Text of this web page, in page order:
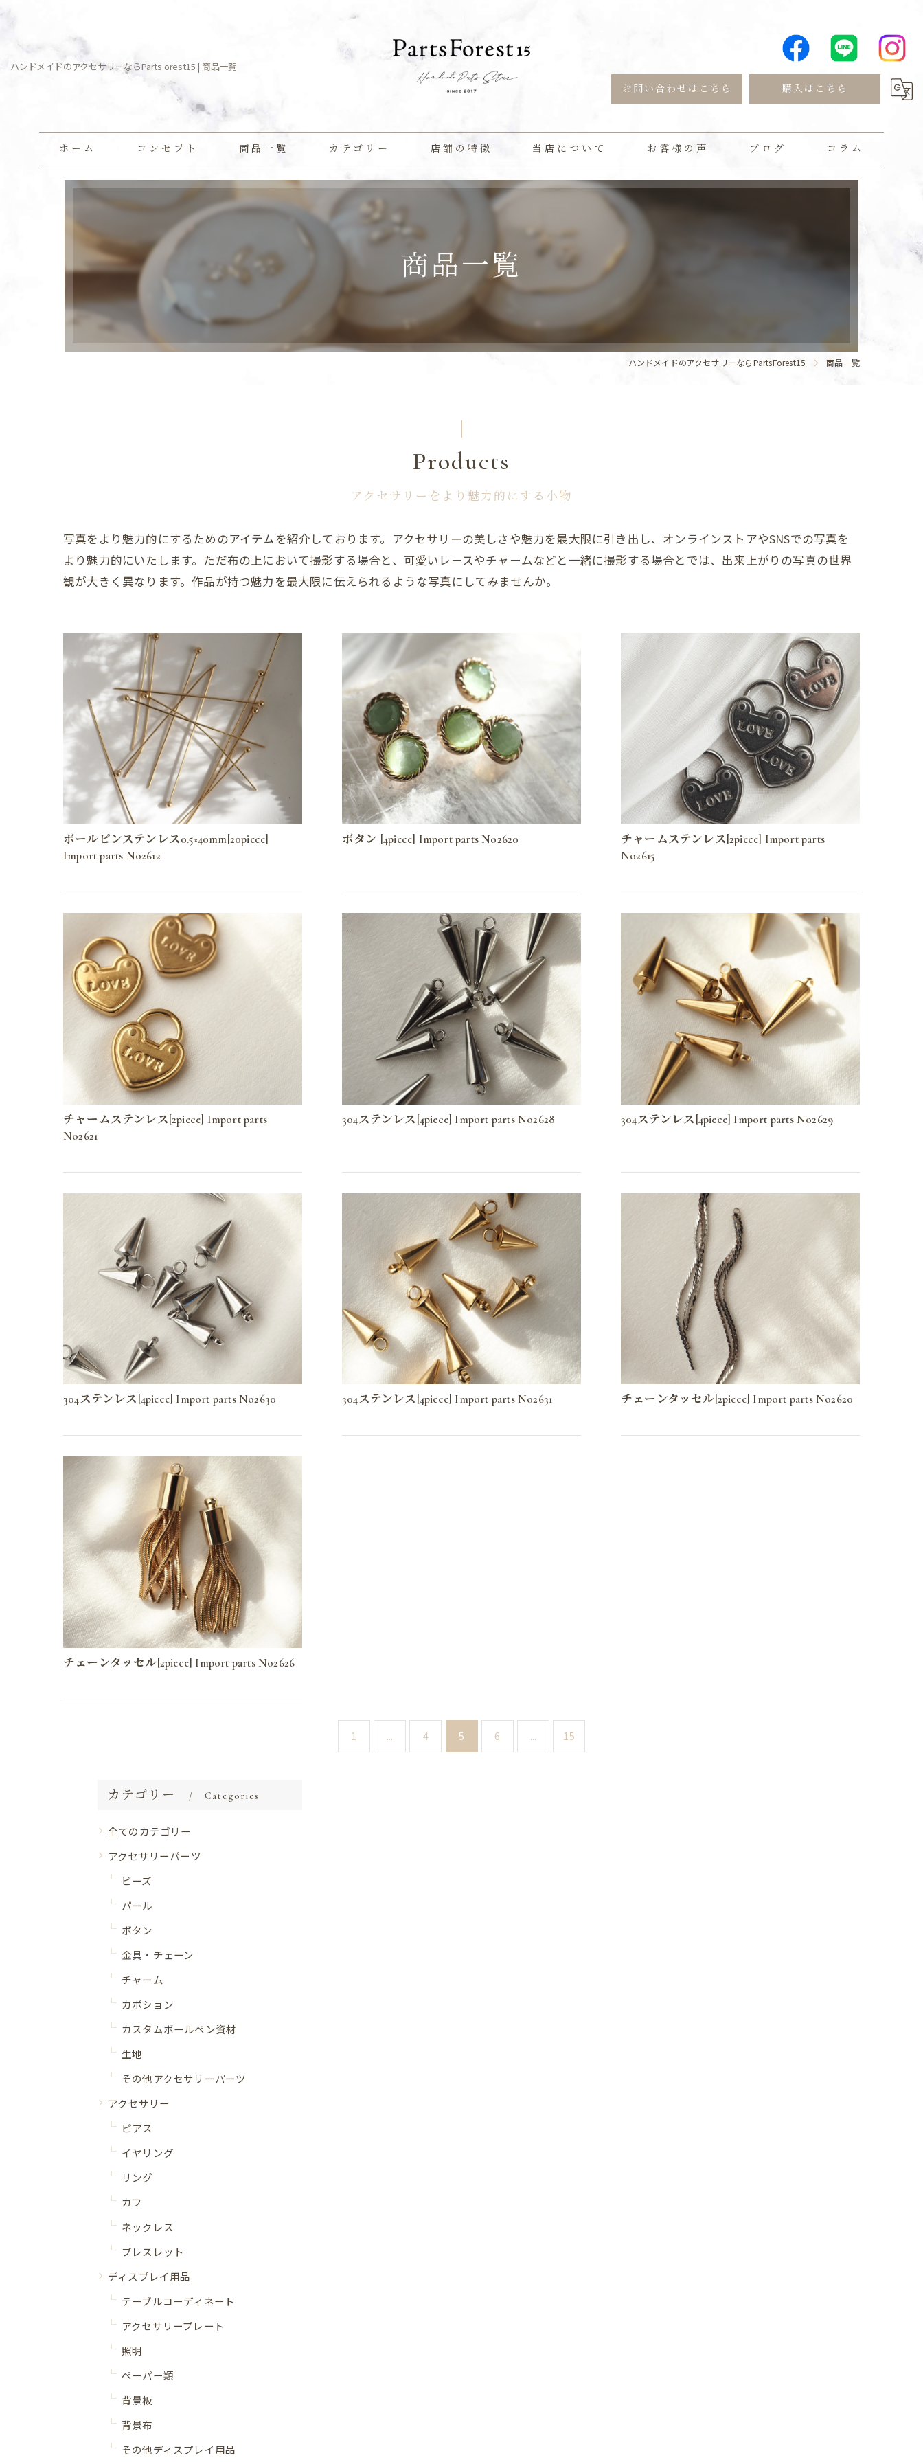
ハンドメイドのアクセサリーならParts orest15 | 商品一覧
お問い合わせはこちら 購入はこちら
ホーム コンセプト 商品一覧 カテゴリー 店舗の特徴
カスタム
セレクトアクセサリー
当店について お客様の声 ブログ コラム
商品一覧
ハンドメイドのアクセサリーならPartsForest15 商品一覧
Products
アクセサリーをより魅力的にする小物
写真をより魅力的にするためのアイテムを紹介しております。アクセサリーの美しさや魅力を最大限に引き出し、オンラインストアやSNSでの写真を
より魅力的にいたします。ただ布の上において撮影する場合と、可愛いレースやチャームなどと一緒に撮影する場合とでは、出来上がりの写真の世界
観が大きく異なります。作品が持つ魅力を最大限に伝えられるような写真にしてみませんか。
ボールピンステンレス0.5×40mm[20piece]
Import parts No2612
ボタン [4piece] Import parts No2620
チャームステンレス[2piece] Import parts
No2615
チャームステンレス[2piece] Import parts
No2621
304ステンレス[4piece] Import parts No2628 304ステンレス[4piece] Import parts No2629
304ステンレス[4piece] Import parts No2630 304ステンレス[4piece] Import parts No2631 チェーンタッセル[2piece] Import parts No2620
チェーンタッセル[2piece] Import parts No2626
1 ... 4 5 6 ... 15
カテゴリー Categories
全てのカテゴリー
アクセサリーパーツ
ビーズ
パール
ボタン
金具・チェーン
チャーム
カボション
カスタムボールペン資材
生地
その他アクセサリーパーツ
アクセサリー
ピアス
イヤリング
リング
カフ
ネックレス
ブレスレット
ディスプレイ用品
テーブルコーディネート
アクセサリープレート
照明
ペーパー類
背景板
背景布
その他ディスプレイ用品